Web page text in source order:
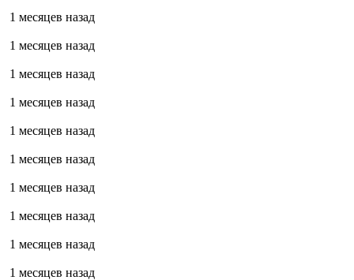
1 месяцев назад
1 месяцев назад
1 месяцев назад
1 месяцев назад
1 месяцев назад
1 месяцев назад
1 месяцев назад
1 месяцев назад
1 месяцев назад
1 месяцев назад